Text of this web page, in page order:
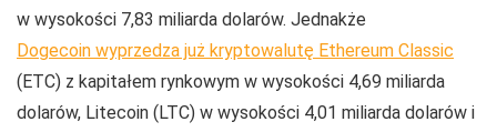
w wysokości 7,83 miliarda dolarów. Jednakże
Dogecoin wyprzedza już kryptowalutę Ethereum Classic
(ETC) z kapitałem rynkowym w wysokości 4,69 miliarda
dolarów, Litecoin (LTC) w wysokości 4,01 miliarda dolarów i